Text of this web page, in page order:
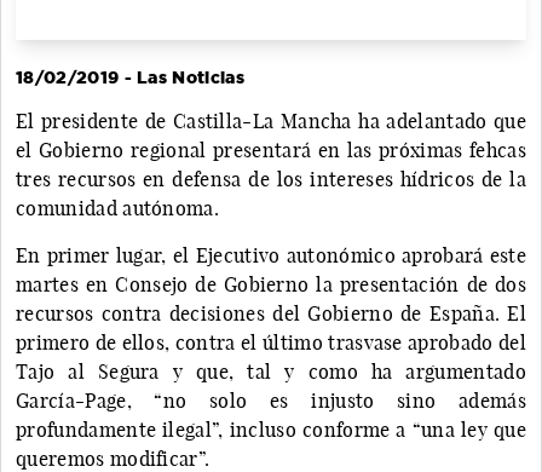
18/02/2019 - Las Noticias
El presidente de Castilla-La Mancha ha adelantado que
el Gobierno regional presentará en las próximas fehcas
tres recursos en defensa de los intereses hídricos de la
comunidad autónoma.
En primer lugar, el Ejecutivo autonómico aprobará este
martes en Consejo de Gobierno la presentación de dos
recursos contra decisiones del Gobierno de España. El
primero de ellos, contra el último trasvase aprobado del
Tajo al Segura y que, tal y como ha argumentado
García-Page, “no solo es injusto sino además
profundamente ilegal”, incluso conforme a “una ley que
queremos modificar”.